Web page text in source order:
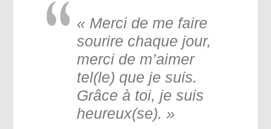
« Merci de me faire
sourire chaque jour,
merci de m’aimer
tel(le) que je suis.
Grâce à toi, je suis
heureux(se). »